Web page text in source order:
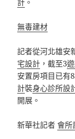
無毒建材
記者從河北雄安
宅設計 ，截至3
安置房項目已有
計裝身心診所設
開展。
新華社記者會所